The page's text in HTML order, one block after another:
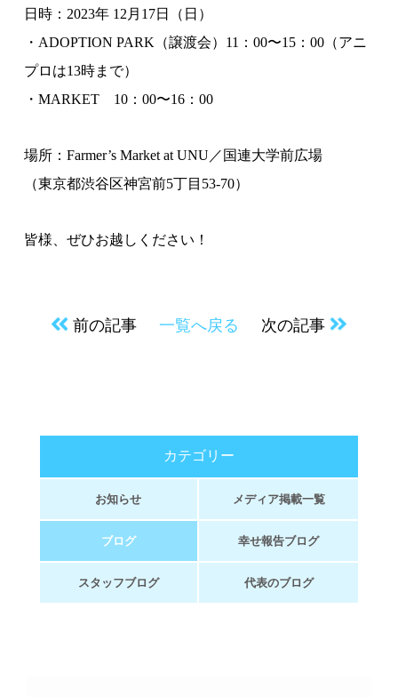
日時：2023年 12月17日（日）
・ADOPTION PARK（譲渡会）11：00〜15：00（アニ
プロは13時まで）
・MARKET 10：00〜16：00
場所：Farmer’s Market at UNU／国連大学前広場
（東京都渋谷区神宮前5丁目53-70）
皆様、ぜひお越しください！
前の記事 一覧へ戻る 次の記事
カテゴリー
お知らせ メディア掲載一覧
ブログ 幸せ報告ブログ
スタッフブログ 代表のブログ